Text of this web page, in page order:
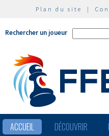
Plan du site |
Rechercher un joueur
ACCUEIL DÉCOUVRIR